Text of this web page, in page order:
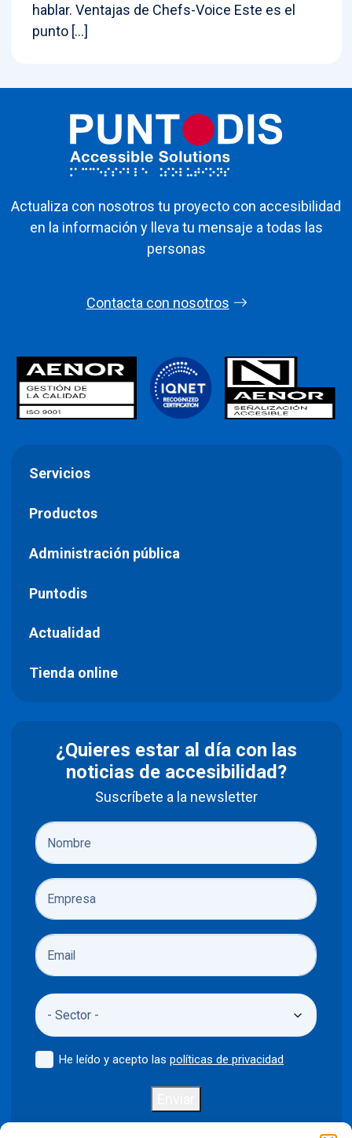
hablar. Ventajas de Chefs-Voice Este es el
punto […]
Actualiza con nosotros tu proyecto con accesibilidad
en la información y lleva tu mensaje a todas las
personas
Contacta con nosotros
Servicios
Productos
Administración pública
Puntodis
Actualidad
Tienda online
¿Quieres estar al día con las
noticias de accesibilidad?
Suscríbete a la newsletter
He leído y acepto laspolíticas de privacidad